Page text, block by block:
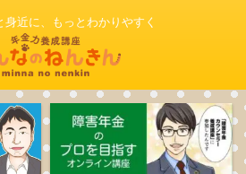
身近に、もっとわかりやすく